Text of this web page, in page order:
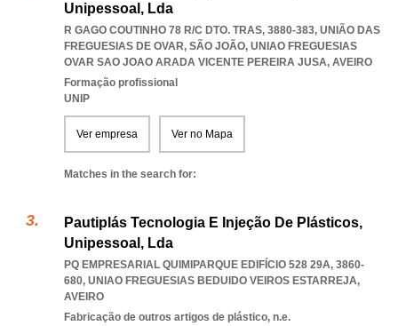
Unipessoal, Lda
R GAGO COUTINHO 78 R/C DTO. TRAS, 3880-383, UNIÃO DAS
FREGUESIAS DE OVAR, SÃO JOÃO, UNIAO FREGUESIAS
OVAR SAO JOAO ARADA VICENTE PEREIRA JUSA, AVEIRO
Formação profissional
UNIP
Ver empresa Ver no Mapa
Matches in the search for:
Pautiplás Tecnologia E Injeção De Plásticos,
Unipessoal, Lda
PQ EMPRESARIAL QUIMIPARQUE EDIFÍCIO 528 29A, 3860-
680, UNIAO FREGUESIAS BEDUIDO VEIROS ESTARREJA,
AVEIRO
Fabricação de outros artigos de plástico, n.e.